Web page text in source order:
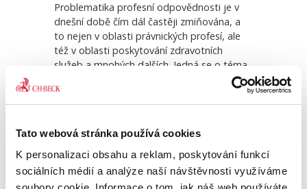
Tato webová stránka používá cookies
K personalizaci obsahu a reklam, poskytování funkcí
sociálních médií a analýze naší návštěvnosti využíváme
Objektivní odpovědnost v
českém...
390,00 Kč
Problematika profesní odpovědnosti je v
dnešní době čím dál častěji zmiňována, a
to nejen v oblasti právnických profesí, ale
též v oblasti poskytování zdravotních
služeb a mnohých dalších. Jedná se o téma
bezesporu aktuální, které však dosud není z
koncepčního pohledu uceleně zpracováno.
Publikace pojednává o úpravě
aplikaci práva, a to osobami k tomu
oprávněnými. Osoby, které se na aplikaci
práva každodenně podílejí, tedy zejména
advokáti, notáři, soudní exekutoři, ale